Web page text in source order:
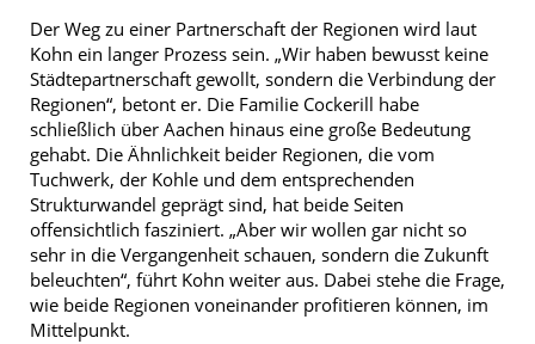
Der Weg zu einer Partnerschaft der Regionen wird laut
Kohn ein langer Prozess sein. „Wir haben bewusst keine
Städtepartnerschaft gewollt, sondern die Verbindung der
Regionen“, betont er. Die Familie Cockerill habe
schließlich über Aachen hinaus eine große Bedeutung
gehabt. Die Ähnlichkeit beider Regionen, die vom
Tuchwerk, der Kohle und dem entsprechenden
Strukturwandel geprägt sind, hat beide Seiten
offensichtlich fasziniert. „Aber wir wollen gar nicht so
sehr in die Vergangenheit schauen, sondern die Zukunft
beleuchten“, führt Kohn weiter aus. Dabei stehe die Frage,
wie beide Regionen voneinander profitieren können, im
Mittelpunkt.